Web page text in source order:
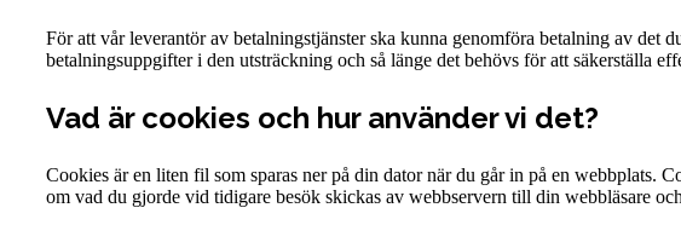
För att vår leverantör av betalningstjänster ska kunna genomföra betalning av
betalningsuppgifter i den utsträckning och så länge det behövs för att säkerställa
Vad är cookies och hur använder vi det?
Cookies är en liten fil som sparas ner på din dator när du går in på en webbplats.
om vad du gjorde vid tidigare besök skickas av webbservern till din webbläsare